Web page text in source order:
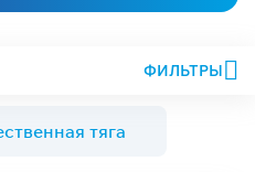
ФИЛЬТРЫ
тяга